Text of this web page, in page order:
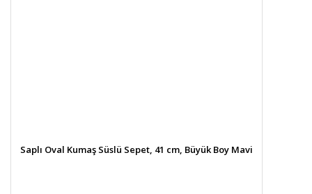
Saplı Oval Kumaş Süslü Sepet, 41 cm, Büyük Boy Mavi